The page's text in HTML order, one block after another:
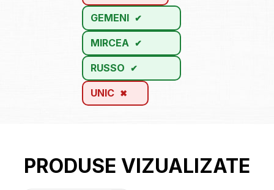
GEMENI
MIRCEA
RUSSO
UNIC
PRODUSE VIZUALIZATE